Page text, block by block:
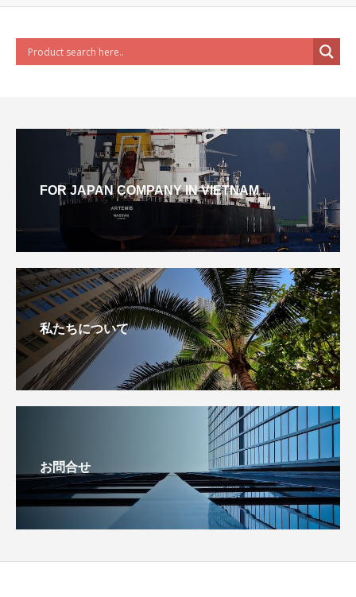
FOR JAPAN COMPANY IN VIETNAM
私たちについて
お問合せ